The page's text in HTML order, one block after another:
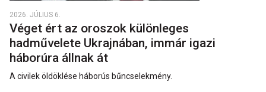
2026. JÚLIUS 6.
Véget ért az oroszok különleges
hadművelete Ukrajnában, immár igazi
háborúra állnak át
A civilek öldöklése háborús bűncselekmény.